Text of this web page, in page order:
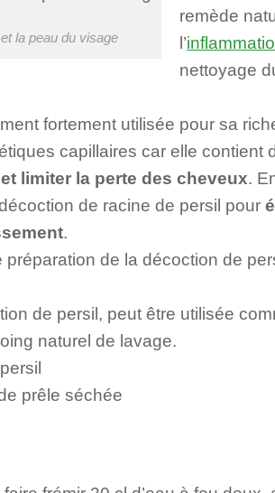
la peau du visage
remède
l’
nettoyage
fortement utilisée pour sa
capillaires car elle contient
limiter la perte des cheveux.
de racine de persil pour
.
préparation de la décoction de
de persil, peut être utilisée
naturel de lavage.
prêle séchée